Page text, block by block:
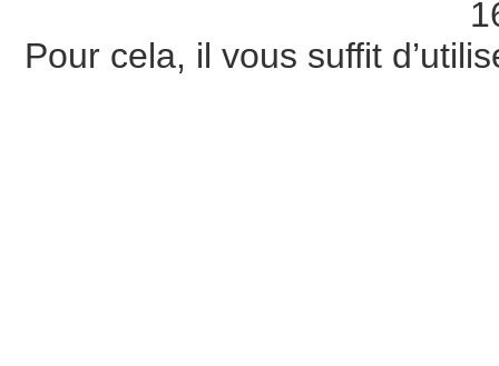
Pour cela, il vous suffit